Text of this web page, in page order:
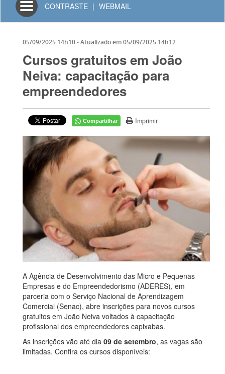
Toggle
navigation
CONTRASTE | WEBMAIL
05/09/2025 14h10- Atualizado em05/09/2025 14h12
Cursos gratuitos em João
Neiva: capacitação para
empreendedores
Compartilhar Imprimir
A Agência de Desenvolvimento das Micro e Pequenas
Empresas e do Empreendedorismo (ADERES), em
parceria com o Serviço Nacional de Aprendizagem
Comercial (Senac), abre inscrições para novos cursos
gratuitos em João Neiva voltados à capacitação
profissional dos empreendedores capixabas.
As inscrições vão até dia 09 de setembro, as vagas são
limitadas. Confira os cursos disponíveis: